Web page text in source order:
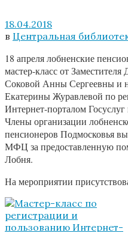
18.04.2018
в Центральная
18 апреля лобненские
мастер-класс от
Соковой Анны Сергеевны и
Екатерины Журавлевой по
Интернет-порталом
Члены организации
пенсионеров Подмосковья
МФЦ за предоставленную
Лобня.
На мероприятии